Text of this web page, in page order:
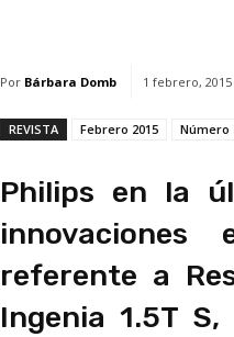
Por Bárbara Domb 1 febrero, 2015
REVISTA Febrero 2015 Número
Philips en la
referente a
Ingenia 1.5T